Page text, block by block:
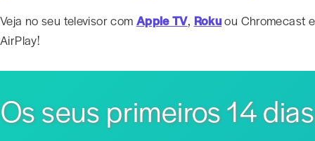
Veja no seu televisor com Apple TV, Rokuou Chromecast e
AirPlay!
Os seus primeiros 14 dias